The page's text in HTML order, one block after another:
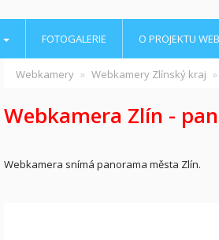
FOTOGALERIE O PROJEKTU
Webkamery Webkamery Zlínský kraj
Webkamera Zlín -
Webkamera snímá panorama města Zlín.